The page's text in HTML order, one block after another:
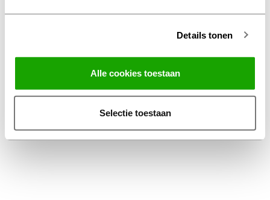
Details tonen
Alle cookies toestaan
Selectie toestaan
Algemene Voorwaarden Thuiswinkel
Privacy Statement Profile Nederland B.V.
Disclaimer